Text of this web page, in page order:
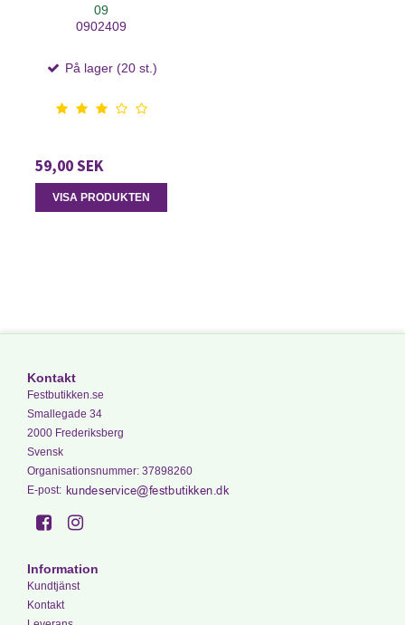
09
0902409
På lager (20 st.)
59,00 SEK
VISA PRODUKTEN
Kontakt
Festbutikken.se
Smallegade 34
2000 Frederiksberg
Svensk
Organisationsnummer: 37898260
E-post:
Information
Kundtjänst
Kontakt